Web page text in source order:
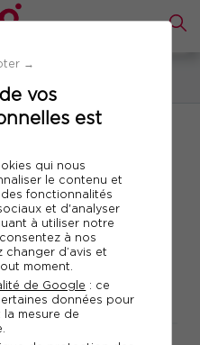
→
vos
est
qui nous
le contenu et
fonctionnalités
et d'analyser
à utiliser notre
à nos
changer d’avis et
moment.
de Google : ce
données pour
la mesure de
à la finance